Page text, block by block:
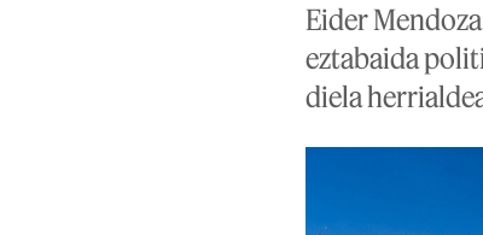
Eider
eztabaida
diela